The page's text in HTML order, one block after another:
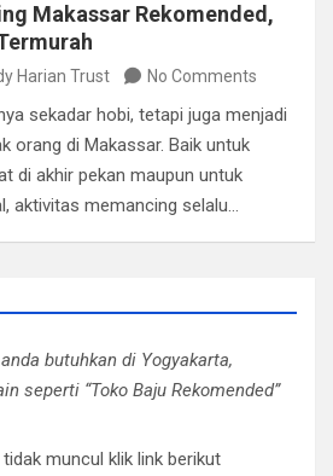
Makassar Rekomended,
Harian Trust No Comments
sekadar hobi, tetapi juga menjadi
orang di Makassar. Baik untuk
di akhir pekan maupun untuk
aktivitas memancing selalu…
butuhkan di Yogyakarta,
seperti “Toko Baju Rekomended”
muncul klik link berikut